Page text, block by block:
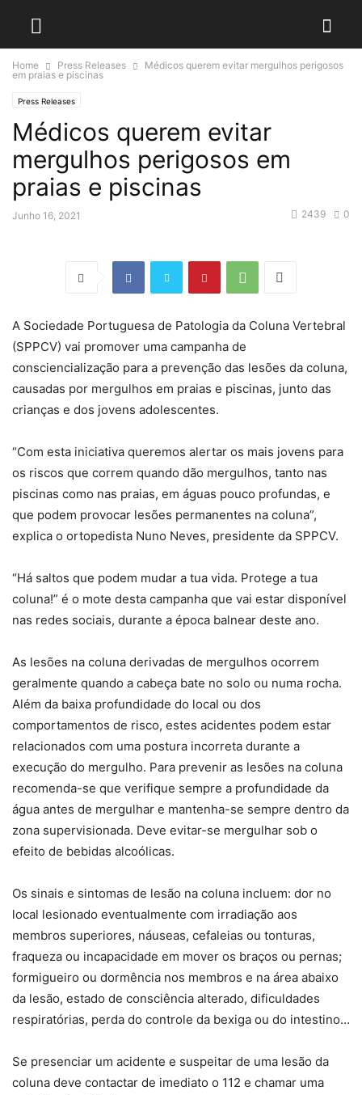
Home Press Releases
Médicos querem evitar mergulhos perigosos
em praias e piscinas
Press Releases
Médicos querem evitar
mergulhos perigosos em
praias e piscinas
Junho 16, 2021 0
2439
A Sociedade Portuguesa de Patologia da Coluna Vertebral
(SPPCV) vai promover uma campanha de
consciencialização para a prevenção das lesões da coluna,
causadas por mergulhos em praias e piscinas, junto das
crianças e dos jovens adolescentes.
“Com esta iniciativa queremos alertar os mais jovens para
os riscos que correm quando dão mergulhos, tanto nas
piscinas como nas praias, em águas pouco profundas, e
que podem provocar lesões permanentes na coluna”,
explica o ortopedista Nuno Neves, presidente da SPPCV.
“Há saltos que podem mudar a tua vida. Protege a tua
coluna!” é o mote desta campanha que vai estar disponível
nas redes sociais, durante a época balnear deste ano.
As lesões na coluna derivadas de mergulhos ocorrem
geralmente quando a cabeça bate no solo ou numa rocha.
Além da baixa profundidade do local ou dos
comportamentos de risco, estes acidentes podem estar
relacionados com uma postura incorreta durante a
execução do mergulho. Para prevenir as lesões na coluna
recomenda-se que verifique sempre a profundidade da
água antes de mergulhar e mantenha-se sempre dentro da
zona supervisionada. Deve evitar-se mergulhar sob o
efeito de bebidas alcoólicas.
Os sinais e sintomas de lesão na coluna incluem: dor no
local lesionado eventualmente com irradiação aos
membros superiores, náuseas, cefaleias ou tonturas,
fraqueza ou incapacidade em mover os braços ou pernas;
formigueiro ou dormência nos membros e na área abaixo
da lesão, estado de consciência alterado, dificuldades
respiratórias, perda do controle da bexiga ou do intestino…
Se presenciar um acidente e suspeitar de uma lesão da
coluna deve contactar de imediato o 112 e chamar uma